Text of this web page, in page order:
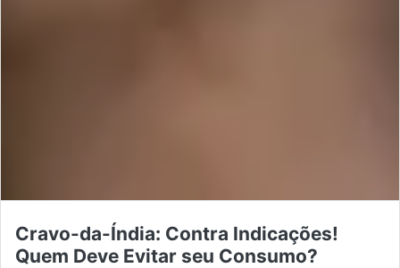
Cravo-da-Índia: Contra Indicações!
Quem Deve Evitar seu Consumo?